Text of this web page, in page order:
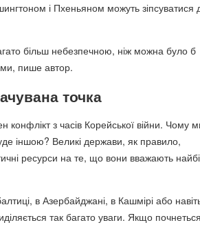
і Пхеньяном можуть зіпсуватися
більш небезпечною, ніж можна було б
пише автор.
точка
з часів Корейської війни. Чому
іншою? Великі держави, як правило,
ресурси на те, що вони вважають
в Азербайджані, в Кашмірі або
так багато уваги. Якщо почнеться